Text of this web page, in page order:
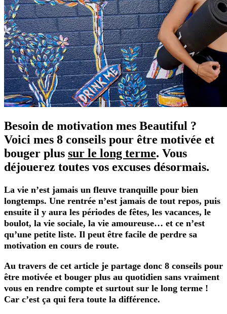
Besoin de motivation mes Beautiful ?
Voici mes 8 conseils pour être motivée et
bouger plus sur le long terme. Vous
déjouerez toutes vos excuses désormais.
La vie n’est jamais un fleuve tranquille pour bien
longtemps. Une rentrée n’est jamais de tout repos, puis
ensuite il y aura les périodes de fêtes, les vacances, le
boulot, la vie sociale, la vie amoureuse… et ce n’est
qu’une petite liste. Il peut être facile de perdre sa
motivation en cours de route.
Au travers de cet article je partage donc 8 conseils pour
être motivée et bouger plus au quotidien sans vraiment
vous en rendre compte et surtout sur le long terme !
Car c’est ça qui fera toute la différence.